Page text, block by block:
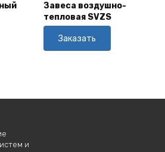
Завеса воздушно-
тепловая SVZS
Заказать
и